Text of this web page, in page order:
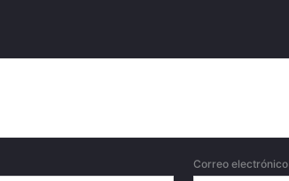
Correo electrónico